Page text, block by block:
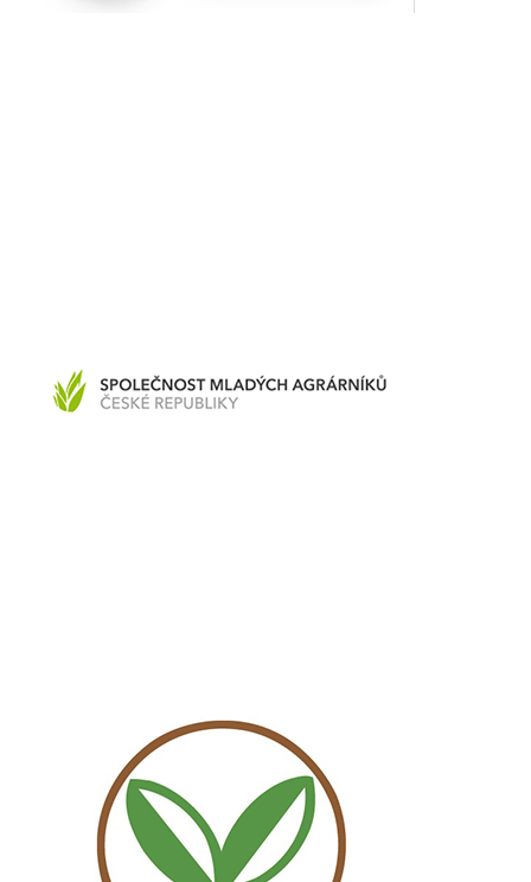
Společnost mladých agrárníků České republiky, z. s.
Agrarni komora ceske republiky (AGRO CR) (Agrarian
Chamber of Czech Republic)